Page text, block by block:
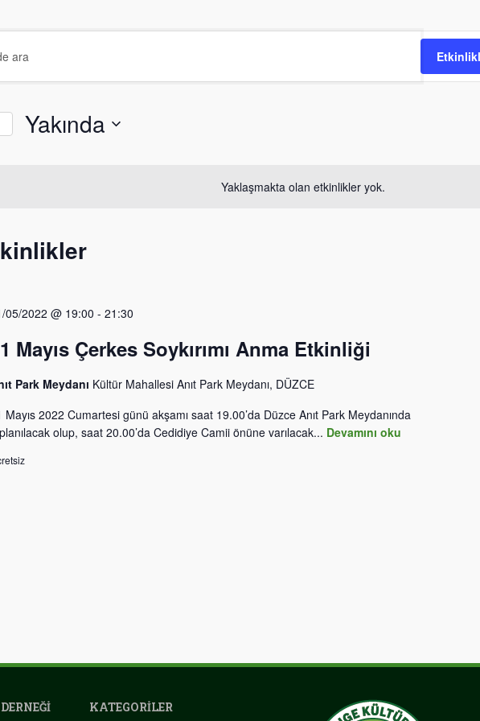
Yaklaşmakta olan etkinlikler yok.
Yakında
05/2022 @ 19:00 -21:30
Mayıs Çerkes Soykırımı Anma Etkinliği
Park Meydanı Kültür Mahallesi Anıt Park Meydanı, DÜZCE
Mayıs 2022 Cumartesi günü akşamı saat 19.00’da Düzce Anıt Park Meydanında
olup, saat 20.00’da Cedidiye Camii önüne varılacak... Devamını oku
KATEGORILER